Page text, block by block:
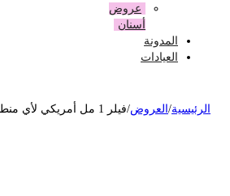
عروض
أسنان
المدونة
العيادات
/العروض فيلر 1 مل أمريكي لأي منطقة في الوجه